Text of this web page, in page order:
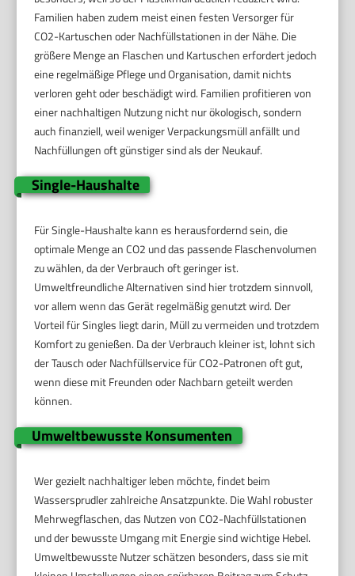
Familien haben zudem meist einen festen Versorger für
CO2-Kartuschen oder Nachfüllstationen in der Nähe. Die
größere Menge an Flaschen und Kartuschen erfordert jedoch
eine regelmäßige Pflege und Organisation, damit nichts
verloren geht oder beschädigt wird. Familien profitieren von
einer nachhaltigen Nutzung nicht nur ökologisch, sondern
auch finanziell, weil weniger Verpackungsmüll anfällt und
Nachfüllungen oft günstiger sind als der Neukauf.
Single-Haushalte
Für Single-Haushalte kann es herausfordernd sein, die
optimale Menge an CO2 und das passende Flaschenvolumen
zu wählen, da der Verbrauch oft geringer ist.
Umweltfreundliche Alternativen sind hier trotzdem sinnvoll,
vor allem wenn das Gerät regelmäßig genutzt wird. Der
Vorteil für Singles liegt darin, Müll zu vermeiden und trotzdem
Komfort zu genießen. Da der Verbrauch kleiner ist, lohnt sich
der Tausch oder Nachfüllservice für CO2-Patronen oft gut,
wenn diese mit Freunden oder Nachbarn geteilt werden
können.
Umweltbewusste Konsumenten
Wer gezielt nachhaltiger leben möchte, findet beim
Wassersprudler zahlreiche Ansatzpunkte. Die Wahl robuster
Mehrwegflaschen, das Nutzen von CO2-Nachfüllstationen
und der bewusste Umgang mit Energie sind wichtige Hebel.
Umweltbewusste Nutzer schätzen besonders, dass sie mit